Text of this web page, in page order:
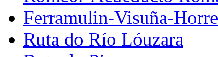
Ferramulin-Visuña-
Ruta do Río Lóuzara